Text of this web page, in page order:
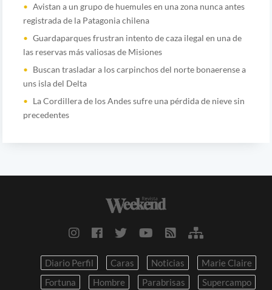
Avistan a un grupo de huemules en una zona nunca antes
registrada de la Patagonia chilena
Guardaparques frustran intento de caza ilegal en una de
las reservas más valiosas de Misiones
Buscan trasladar a los carpinchos del norte bonaerense a
uns isla del Delta
La Cordillera de los Andes sufre una pérdida de nieve sin
precedentes
Diario Perfil Caras Noticias
Marie Claire
Fortuna
Hombre Parabrisas Supercampo